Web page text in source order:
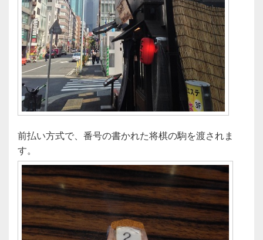
前払い方式で、番号の書かれた将棋の駒を渡されま
す。